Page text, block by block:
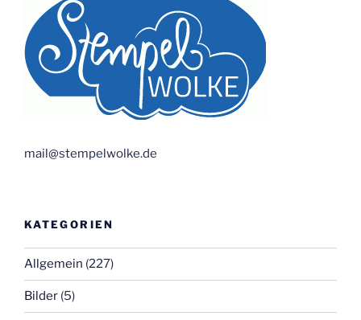
mail@stempelwolke.de
KATEGORIEN
Allgemein (227)
Bilder (5)